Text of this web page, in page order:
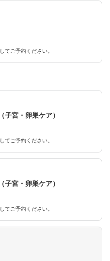
てご予約ください。
宮・卵巣ケア）
てご予約ください。
宮・卵巣ケア）
てご予約ください。